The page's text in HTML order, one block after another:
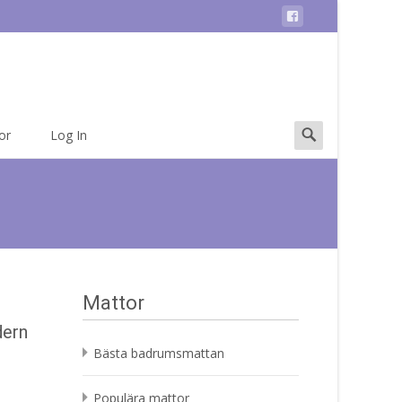
Log In
Search
for:
Mattor
Bästa badrumsmattan
Populära mattor